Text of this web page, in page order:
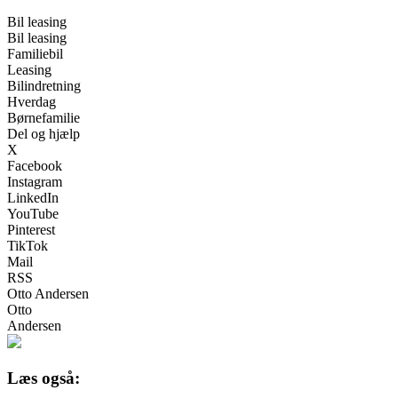
Bil leasing
Bil leasing
Familiebil
Leasing
Bilindretning
Hverdag
Børnefamilie
Del og hjælp
X
Facebook
Instagram
LinkedIn
YouTube
Pinterest
TikTok
Mail
RSS
Otto Andersen
Otto
Andersen
Læs også: